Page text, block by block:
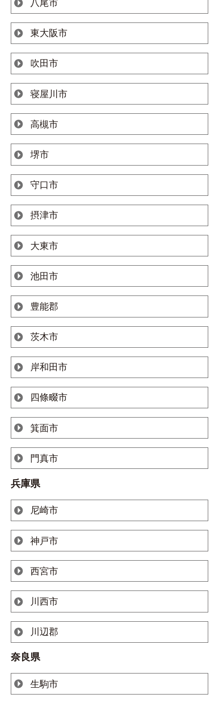
八尾市
東大阪市
吹田市
寝屋川市
高槻市
堺市
守口市
摂津市
大東市
池田市
豊能郡
茨木市
岸和田市
四條畷市
箕面市
門真市
兵庫県
尼崎市
神戸市
西宮市
川西市
川辺郡
奈良県
生駒市